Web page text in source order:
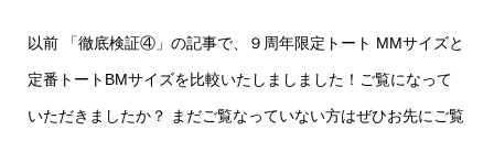
以前 「徹底検証④」の記事で、９周年限定トート MMサイズと
定番トートBMサイズを比較いたしましました！ご覧になって
いただきましたか？ まだご覧なっていない方はぜひお先にご覧